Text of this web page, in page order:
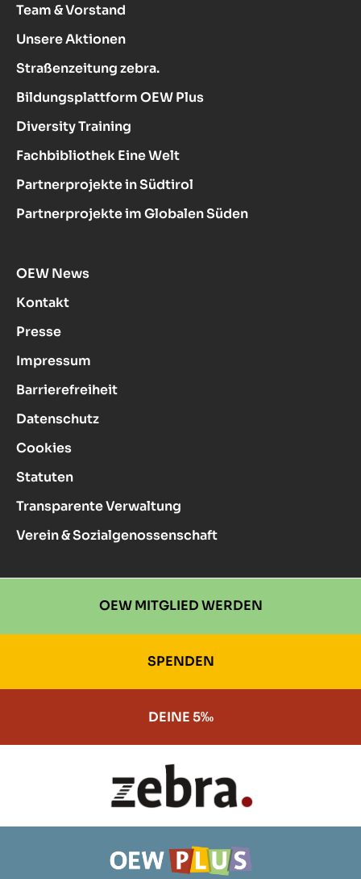
Team & Vorstand
Unsere Aktionen
Straßenzeitung zebra.
Bildungsplattform OEW Plus
Diversity Training
Fachbibliothek Eine Welt
Partnerprojekte in Südtirol
Partnerprojekte im Globalen Süden
OEW News
Kontakt
Presse
Impressum
Barrierefreiheit
Datenschutz
Cookies
Statuten
Transparente Verwaltung
Verein & Sozialgenossenschaft
OEW MITGLIED WERDEN
SPENDEN
DEINE 5‰